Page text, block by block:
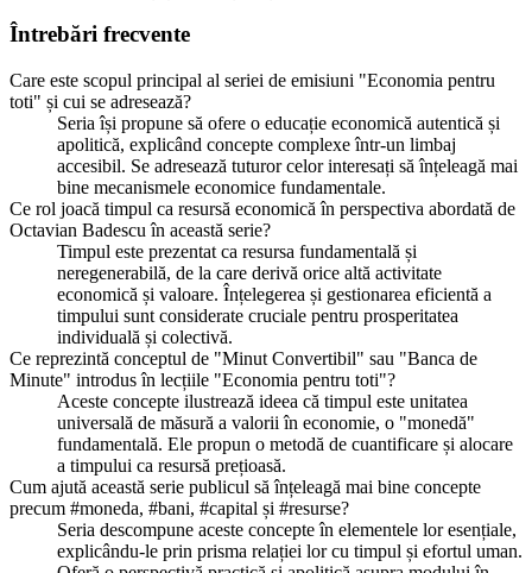
Întrebări frecvente
Care este scopul principal al seriei de emisiuni "Economia pentru
toti" și cui se adresează?
Seria își propune să ofere o educație economică autentică și
apolitică, explicând concepte complexe într-un limbaj
accesibil. Se adresează tuturor celor interesați să înțeleagă mai
bine mecanismele economice fundamentale.
Ce rol joacă timpul ca resursă economică în perspectiva abordată de
Octavian Badescu în această serie?
Timpul este prezentat ca resursa fundamentală și
neregenerabilă, de la care derivă orice altă activitate
economică și valoare. Înțelegerea și gestionarea eficientă a
timpului sunt considerate cruciale pentru prosperitatea
individuală și colectivă.
Ce reprezintă conceptul de "Minut Convertibil" sau "Banca de
Minute" introdus în lecțiile "Economia pentru toti"?
Aceste concepte ilustrează ideea că timpul este unitatea
universală de măsură a valorii în economie, o "monedă"
fundamentală. Ele propun o metodă de cuantificare și alocare
a timpului ca resursă prețioasă.
Cum ajută această serie publicul să înțeleagă mai bine concepte
precum #moneda, #bani, #capital și #resurse?
Seria descompune aceste concepte în elementele lor esențiale,
explicându-le prin prisma relației lor cu timpul și efortul uman.